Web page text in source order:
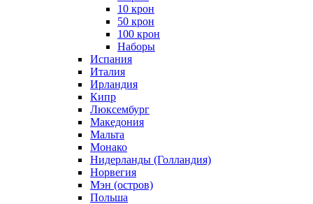
10 крон
50 крон
100 крон
Наборы
Испания
Италия
Ирландия
Кипр
Люксембург
Македония
Мальта
Монако
Нидерланды (Голландия)
Норвегия
Мэн (остров)
Польша